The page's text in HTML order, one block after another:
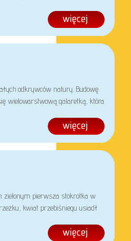
odkrywców natury. Budowę
wielowarstwową galaretką, która
zielonym pierwsza stokrotka w
kwiat przebiśniegu usiadł